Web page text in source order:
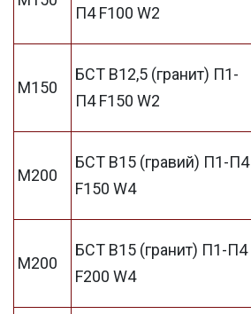
П4 F100 W2
М150
БСТ В12,5 (гранит) П1-
П4 F150 W2
М200
БСТ В15 (гравий) П1-П4
F150 W4
М200
БСТ В15 (гранит) П1-П4
F200 W4